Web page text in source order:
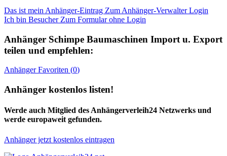
Das ist mein Anhänger-Eintrag Zum Anhänger-Verwalter Login
Ich bin Besucher Zum Formular ohne Login
Anhänger Schimpe Baumaschinen Import u. Export
teilen und empfehlen:
AnhängerFavoriten (0)
Anhänger kostenlos listen!
Werde auch Mitglied des Anhängerverleih24 Netzwerks und
werde europaweit gefunden.
Anhänger jetzt kostenlos eintragen